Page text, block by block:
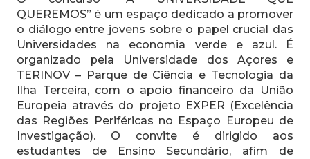
QUEREMOS” é um espaço dedicado a promover
o diálogo entre jovens sobre o papel crucial das
Universidades na economia verde e azul. É
organizado pela Universidade dos Açores e
TERINOV – Parque de Ciência e Tecnologia da
Ilha Terceira, com o apoio financeiro da União
Europeia através do projeto EXPER (Excelência
das Regiões Periféricas no Espaço Europeu de
Investigação). O convite é dirigido aos
estudantes de Ensino Secundário, afim de